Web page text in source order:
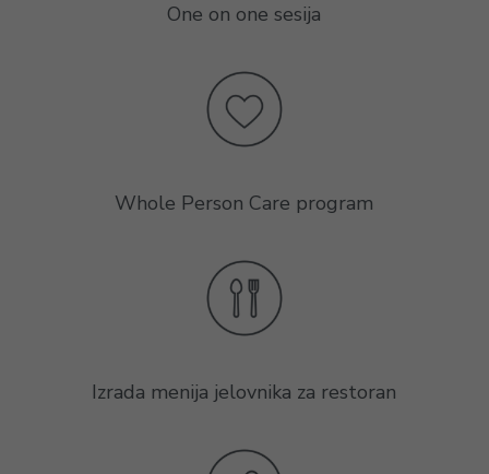
One on one sesija
Whole Person Care program
Izrada menija jelovnika za restoran